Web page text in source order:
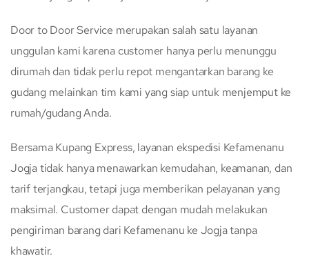
Door to Door Service merupakan salah satu layanan
unggulan kami karena customer hanya perlu menunggu
dirumah dan tidak perlu repot mengantarkan barang ke
gudang melainkan tim kami yang siap untuk menjemput ke
rumah/gudang Anda.
Bersama Kupang Express, layanan ekspedisi Kefamenanu
Jogja tidak hanya menawarkan kemudahan, keamanan, dan
tarif terjangkau, tetapi juga memberikan pelayanan yang
maksimal. Customer dapat dengan mudah melakukan
pengiriman barang dari Kefamenanu ke Jogja tanpa
khawatir.